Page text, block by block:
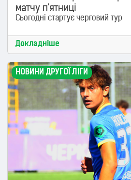
матчу п'ятниці
Сьогодні стартує черговий тур
Докладніше
НОВИНИ ДРУГОЇ ЛІГИ